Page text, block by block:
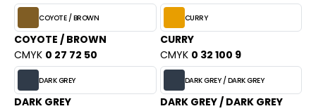
SERIE
COYOTE / BROWN
COYOTE / BROWN
CMYK 0 27 72 50
CURRY
CURRY
CMYK 0 32 100 9
DARK GREY
DARK GREY
DARK GREY / DARK GREY
DARK GREY / DARK GREY